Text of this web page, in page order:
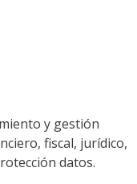
y gestión
fiscal, jurídico,
datos.